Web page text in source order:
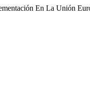
En La Unión